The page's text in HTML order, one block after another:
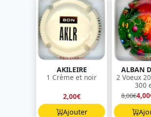
AKILEIRE
1 Crème et noir
2,00€
Ajouter
ALBAN
2 Voeux
300
8,00€